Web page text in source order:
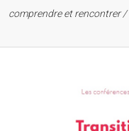
comprendre et rencontrer/